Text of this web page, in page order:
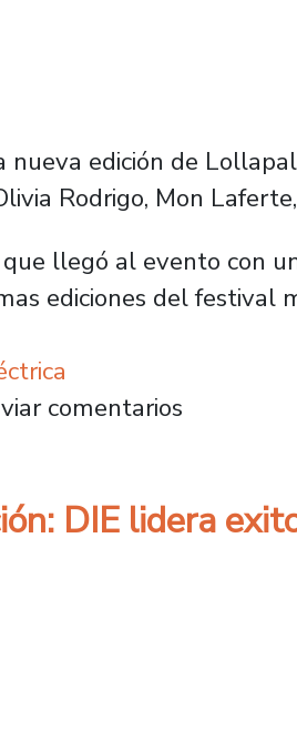
nueva edición de
Rodrigo, Mon
llegó al evento con
ediciones del festival
de energía
comentarios
DIE lidera